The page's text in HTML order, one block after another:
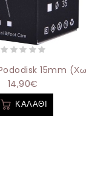
Pododisk 15mm
14,90€
ΚΑΛΆΘΙ